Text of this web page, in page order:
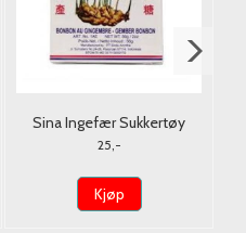
Sina Ingefær Sukkertøy
Original 56g.
25,-
Kjøp